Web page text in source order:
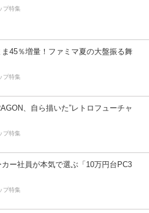
プ特集
45％増量！ファミマ夏の大盤振る舞
プ特集
、自ら描いた”レトロフューチャ
プ特集
ー社員が本気で選ぶ「10万円台PC3
プ特集